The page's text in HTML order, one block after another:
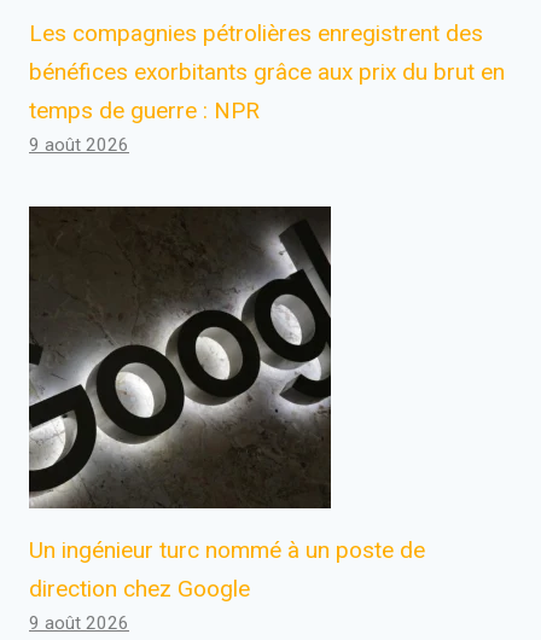
Les compagnies pétrolières enregistrent des
bénéfices exorbitants grâce aux prix du brut en
temps de guerre : NPR
9 août 2026
Un ingénieur turc nommé à un poste de
direction chez Google
9 août 2026